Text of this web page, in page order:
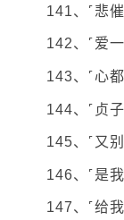
141、˹悲催
142、˹爱
143、˹心
144、˹贞
145、˹又别˼
146、˹是
147、˹给